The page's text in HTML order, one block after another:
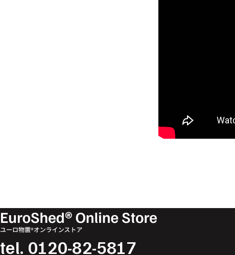
tel. 0120-82-5817